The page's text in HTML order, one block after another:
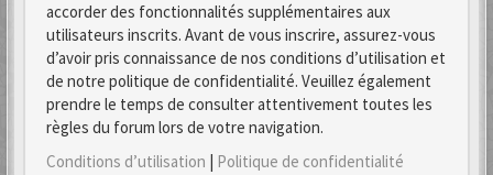
accorder des fonctionnalités supplémentaires aux
utilisateurs inscrits. Avant de vous inscrire, assurez-vous
d’avoir pris connaissance de nos conditions d’utilisation et
de notre politique de confidentialité. Veuillez également
prendre le temps de consulter attentivement toutes les
règles du forum lors de votre navigation.
Conditions d’utilisation | Politique de confidentialité